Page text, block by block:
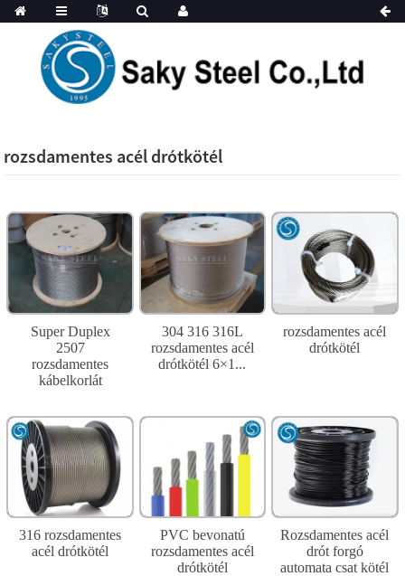
rozsdamentes acél drótkötél
Super Duplex
2507
rozsdamentes
kábelkorlát
304 316 316L
rozsdamentes acél
drótkötél 6×1...
rozsdamentes acél
drótkötél
316 rozsdamentes
acél drótkötél
PVC bevonatú
rozsdamentes acél
drótkötél
Rozsdamentes acél
drót forgó
automata csat kötél